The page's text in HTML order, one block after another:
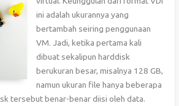
ini adalah ukurannya yang
bertambah seiring penggunaan
VM. Jadi, ketika pertama kali
dibuat sekalipun harddisk
berukuran besar, misalnya 128 GB,
namun ukuran file hanya beberapa
tersebut benar-benar diisi oleh data.